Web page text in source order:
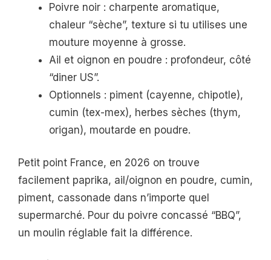
Poivre noir : charpente aromatique,
chaleur “sèche”, texture si tu utilises une
mouture moyenne à grosse.
Ail et oignon en poudre : profondeur, côté
“diner US”.
Optionnels : piment (cayenne, chipotle),
cumin (tex-mex), herbes sèches (thym,
origan), moutarde en poudre.
Petit point France, en 2026 on trouve
facilement paprika, ail/oignon en poudre, cumin,
piment, cassonade dans n’importe quel
supermarché. Pour du poivre concassé “BBQ”,
un moulin réglable fait la différence.